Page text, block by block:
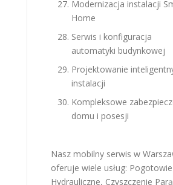
Modernizacja instalacji
Home
Serwis i konfiguracja
automatyki budynkowej
Projektowanie
instalacji
Kompleksowe
domu i posesji
Nasz mobilny serwis w
oferuje wiele usług: Pogotowie
Hydrauliczne, Czyszczenie Parą